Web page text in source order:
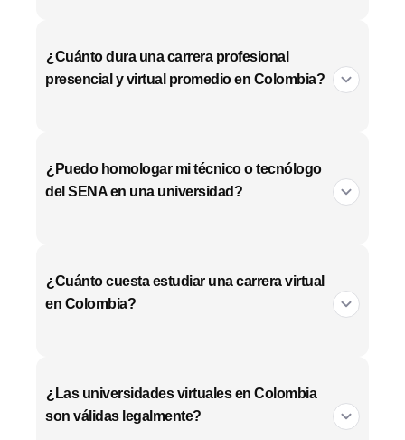
¿Cuánto dura una carrera profesional
presencial y virtual promedio en Colombia?
¿Puedo homologar mi técnico o tecnólogo
del SENA en una universidad?
¿Cuánto cuesta estudiar una carrera virtual
en Colombia?
¿Las universidades virtuales en Colombia
son válidas legalmente?